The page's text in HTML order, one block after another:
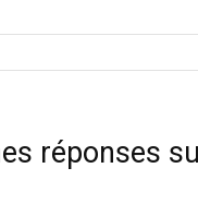
réponses